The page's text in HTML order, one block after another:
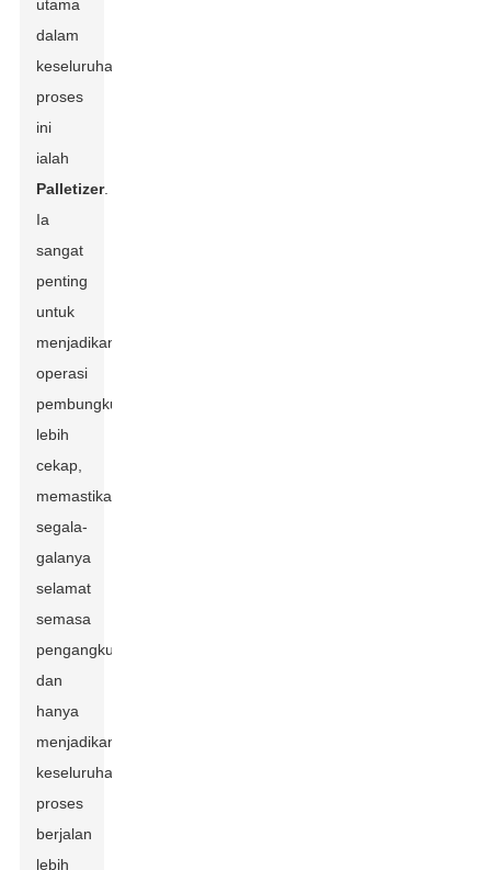
utama
dalam
keseluruhan
proses
ini
ialah
Palletizer.
Ia
sangat
penting
untuk
menjadikan
operasi
pembungkusan
lebih
cekap,
memastikan
segala-
galanya
selamat
semasa
pengangkutan,
dan
hanya
menjadikan
keseluruhan
proses
berjalan
lebih